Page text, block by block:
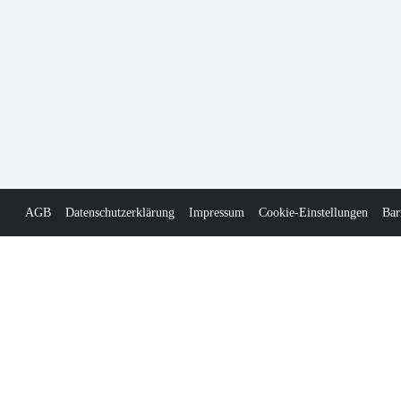
AGB Datenschutzerklärung Impressum Cookie-Einstellungen